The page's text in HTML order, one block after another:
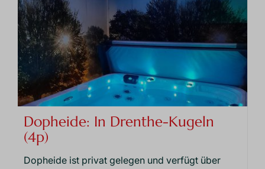
Dopheide: In Drenthe-Kugeln
(4p)
Dopheide ist privat gelegen und verfügt über